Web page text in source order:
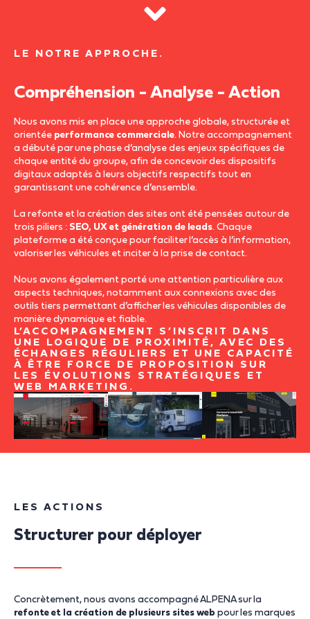
LE NOTRE APPROCHE.
Compréhension - Analyse - Action
Nous avons mis en place une approche globale, structurée et
orientée performance commerciale. Notre accompagnement
a débuté par une phase d’analyse des enjeux spécifiques de
chaque entité du groupe, afin de concevoir des dispositifs
digitaux adaptés à leurs objectifs respectifs tout en
garantissant une cohérence d’ensemble.
La refonte et la création des sites ont été pensées autour de
trois piliers : SEO, UX et génération de leads. Chaque
plateforme a été conçue pour faciliter l’accès à l’information,
valoriser les véhicules et inciter à la prise de contact.
Nous avons également porté une attention particulière aux
aspects techniques, notamment aux connexions avec des
outils tiers permettant d’afficher les véhicules disponibles de
manière dynamique et fiable.
L’ACCOMPAGNEMENT S’INSCRIT DANS
UNE LOGIQUE DE PROXIMITÉ, AVEC DES
ÉCHANGES RÉGULIERS ET UNE CAPACITÉ
À ÊTRE FORCE DE PROPOSITION SUR
LES ÉVOLUTIONS STRATÉGIQUES ET
WEB MARKETING.
LES ACTIONS
Structurer pour déployer
Concrètement, nous avons accompagné ALPENA sur la
refonte et la création de plusieurs sites web pour les marques